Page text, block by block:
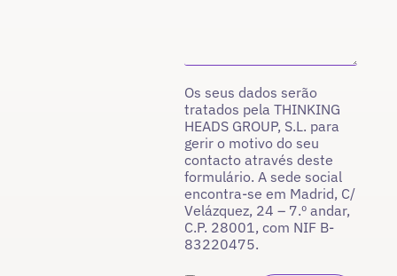
Os seus dados serão
tratados pela THINKING
HEADS GROUP, S.L. para
gerir o motivo do seu
contacto através deste
formulário. A sede social
encontra-se em Madrid, C/
Velázquez, 24 – 7.º andar,
C.P. 28001, com NIF B-
83220475.